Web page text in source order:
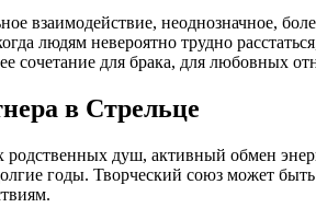
взаимодействие, неоднозначное,
людям невероятно трудно
для брака, для любовных
в Стрельце
душ, активный обмен
годы. Творческий союз может